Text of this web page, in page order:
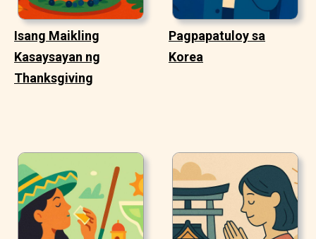
Isang Maikling
Kasaysayan ng
Thanksgiving
Pagpapatuloy sa
Korea